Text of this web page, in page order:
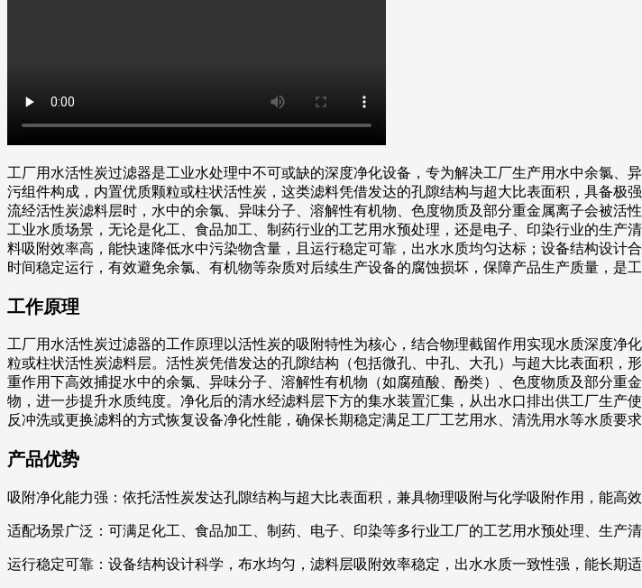
工厂用水活性炭过滤器是工业水处理中不可或缺的深度净化设备，专为解决工厂生产用水中余氯、
污组件构成，内置优质颗粒或柱状活性炭，这类滤料凭借发达的孔隙结构与超大比表面积，具备极
流经活性炭滤料层时，水中的余氯、异味分子、溶解性有机物、色度物质及部分重金属离子会被
工业水质场景，无论是化工、食品加工、制药行业的工艺用水预处理，还是电子、印染行业的生
料吸附效率高，能快速降低水中污染物含量，且运行稳定可靠，出水水质均匀达标；设备结构设
时间稳定运行，有效避免余氯、有机物等杂质对后续生产设备的腐蚀损坏，保障产品生产质量，是
工作原理
工厂用水活性炭过滤器的工作原理以活性炭的吸附特性为核心，结合物理截留作用实现水质深度
粒或柱状活性炭滤料层。活性炭凭借发达的孔隙结构（包括微孔、中孔、大孔）与超大比表面积
重作用下高效捕捉水中的余氯、异味分子、溶解性有机物（如腐殖酸、酚类）、色度物质及部分
物，进一步提升水质纯度。净化后的清水经滤料层下方的集水装置汇集，从出水口排出供工厂生
反冲洗或更换滤料的方式恢复设备净化性能，确保长期稳定满足工厂工艺用水、清洗用水等水质要求
产品优势
吸附净化能力强：依托活性炭发达孔隙结构与超大比表面积，兼具物理吸附与化学吸附作用，能高
适配场景广泛：可满足化工、食品加工、制药、电子、印染等多行业工厂的工艺用水预处理、生产
运行稳定可靠：设备结构设计科学，布水均匀，滤料层吸附效率稳定，出水水质一致性强，能长期